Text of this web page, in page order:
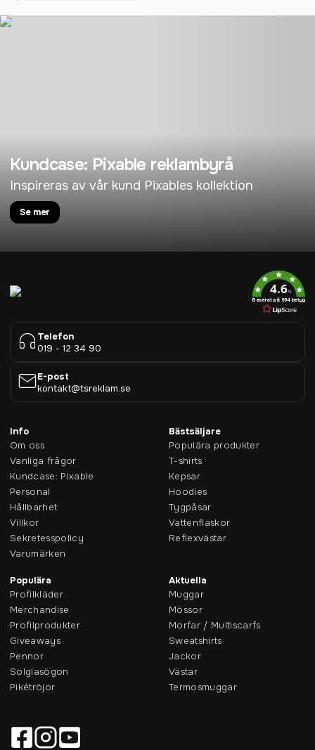
Kundcase: Pixable reklambyrå
Inspireras av vår kund Pixables kollektion
Se mer
4.6/5
Baserat på 954 betyg
Telefon
019 - 12 34 90
E-post
kontakt@tsreklam.se
Info
Om oss
Vanliga frågor
Kundcase: Pixable
Personal
Hållbarhet
Villkor
Sekretesspolicy
Varumärken
Bästsäljare
Populära produkter
T-shirts
Kepsar
Hoodies
Tygpåsar
Vattenflaskor
Reflexvästar
Populära
Profilkläder
Merchandise
Profilprodukter
Giveaways
Pennor
Solglasögon
Pikétröjor
Aktuella
Muggar
Mössor
Morfar / Multiscarfs
Sweatshirts
Jackor
Västar
Termosmuggar